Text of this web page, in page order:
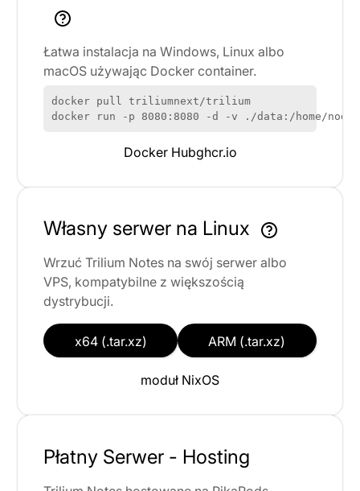
Łatwa instalacja na Windows, Linux albo
macOS używając Docker container.
docker pull triliumnext/trilium
docker run -p 8080:8080 -d -v ./data:/home/
Docker Hubghcr.io
Własny serwer na Linux
Wrzuć Trilium Notes na swój serwer albo
VPS, kompatybilne z większością
dystrybucji.
x64 (.tar.xz) ARM (.tar.xz)
moduł NixOS
Płatny Serwer - Hosting